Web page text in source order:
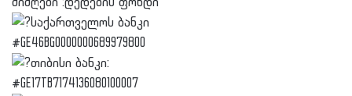
საქართველოს ბანკი
#GE46BG0000000689979800
თიბისი ბანკი:
#GE17TB7174136080100007